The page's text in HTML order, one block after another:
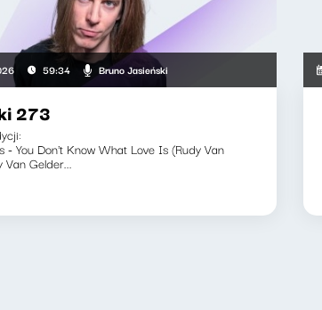
59:34 Bruno Jasieński
273
- You Don't Know What Love Is (Rudy Van
Van Gelder...